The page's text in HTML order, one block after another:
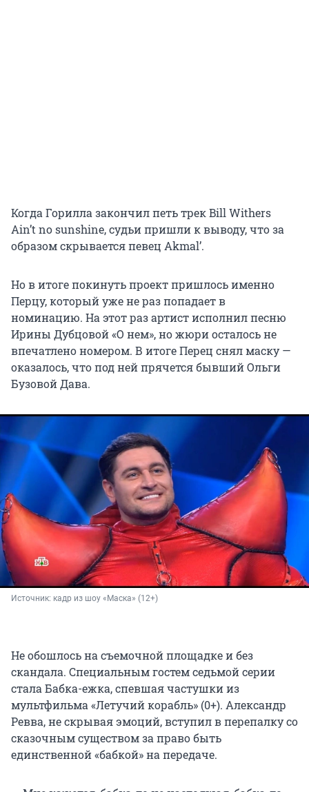
Когда Горилла закончил петь трек Bill Withers
Ain’t no sunshine, судьи пришли к выводу, что за
образом скрывается певец Akmal’.
Но в итоге покинуть проект пришлось именно
Перцу, который уже не раз попадает в
номинацию. На этот раз артист исполнил песню
Ирины Дубцовой «О нем», но жюри осталось не
впечатлено номером. В итоге Перец снял маску —
оказалось, что под ней прячется бывший Ольги
Бузовой Дава.
Источник: кадр из шоу «Маска» (12+)
Не обошлось на съемочной площадке и без
скандала. Специальным гостем седьмой серии
стала Бабка-ежка, спевшая частушки из
мультфильма «Летучий корабль» (0+). Александр
Ревва, не скрывая эмоций, вступил в перепалку со
сказочным существом за право быть
единственной «бабкой» на передаче.